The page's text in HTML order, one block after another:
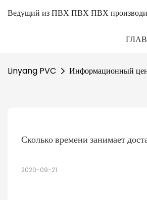
Ведущий из ПВХ ПВХ ПВХ
Linyang PVC Информационный
Сколько времени занимает
2020-09-21